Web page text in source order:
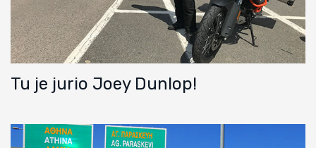
Tu je jurio Joey Dunlop!